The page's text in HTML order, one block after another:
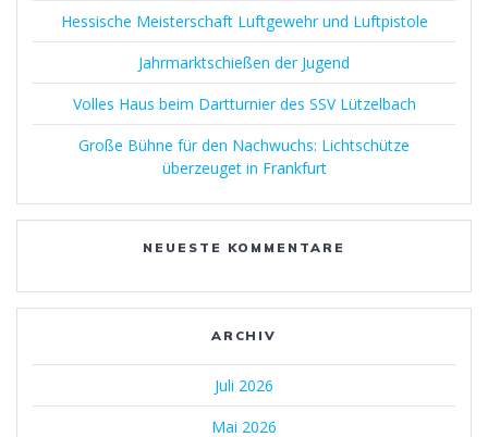
Hessische Meisterschaft Luftgewehr und Luftpistole
Jahrmarktschießen der Jugend
Volles Haus beim Dartturnier des SSV Lützelbach
Große Bühne für den Nachwuchs: Lichtschütze
überzeuget in Frankfurt
NEUESTE KOMMENTARE
ARCHIV
Juli 2026
Mai 2026